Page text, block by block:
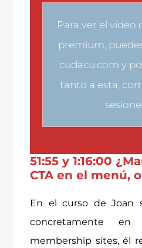
Para ver el vídeo
premium,
cudacu.com y
tanto a esta,
51:55 y 1:16:00
CTA en el menú,
En el curso de Joan
concretamente
membership sites, él